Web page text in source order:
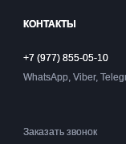
КОНТАКТЫ
+7 (977) 855-05-10
WhatsApp, Viber,
Заказать звонок